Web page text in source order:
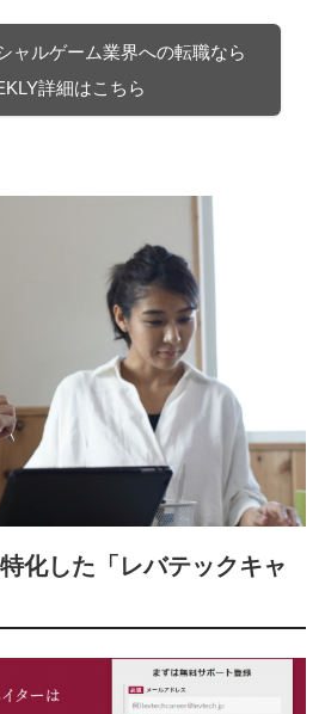
ャルゲーム業界への転職なら
詳細はこちら
化した「レバテックキャ